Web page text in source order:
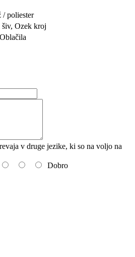
/ poliester
šiv, Ozek kroj
v druge jezike, ki so na voljo na
Dobro